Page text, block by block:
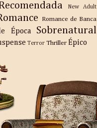
New Adult
Romance de Banca
Época Sobrenatural
Terror Thriller Épico